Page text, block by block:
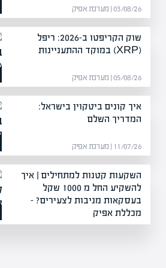
03/08/26 | מערכת אפיק
שוק הקריפטו ב-2026: ריפל
(XRP) במוקד ההתעניינות
05/08/26 | מערכת אפיק
איך קונים ביטקוין בישראל:
המדריך השלם
11/07/26 | מערכת אפיק
השקעות קטנות למתחילים | איך
להשקיע החל מ 1000 שקל
בעסקאות מניבות לצעירים? –
מכללת אפיק